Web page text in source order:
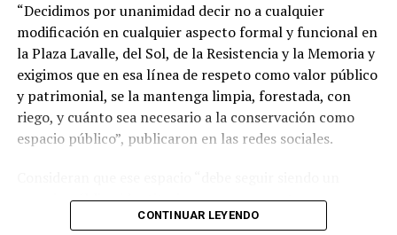
“Decidimos por unanimidad decir no a cualquier
modificación en cualquier aspecto formal y funcional en
la Plaza Lavalle, del Sol, de la Resistencia y la Memoria y
exigimos que en esa línea de respeto como valor público
y patrimonial, se la mantenga limpia, forestada, con
riego, y cuánto sea necesario a la conservación como
espacio público”, publicaron en las redes sociales.
espacio público identitario y no un proyecto
permanente de emprendimientos privados” y a tal fin
CONTINUAR LEYENDO